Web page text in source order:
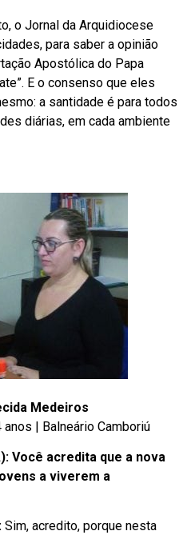
o Jornal da Arquidiocese
para saber a opinião
Apostólica do Papa
E o consenso que eles
a santidade é para todos
diárias, em cada ambiente
Medeiros
| Balneário Camboriú
Você acredita que a nova
a viverem a
Sim, acredito, porque nesta